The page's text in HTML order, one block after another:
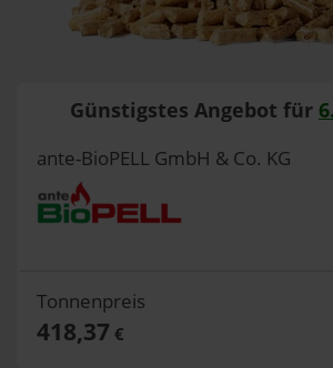
Günstigstes Angebot für
ante-BioPELL GmbH & Co. KG
Tonnenpreis
418,37 €